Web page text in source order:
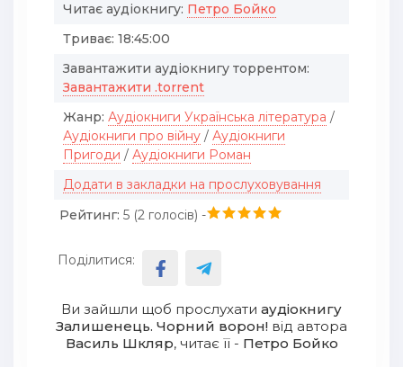
Читає аудіокнигу: Петро Бойко
Триває: 18:45:00
Завантажити аудіокнигу торрентом:
Завантажити .torrent
Жанр: Аудіокниги Українська література /
Аудіокниги про війну / Аудіокниги
Пригоди / Аудіокниги Роман
Додати в закладки на прослуховування
Рейтинг: 5 (2 голосів) -
Поділитися:
Ви зайшли щоб прослухати аудіокнигу
Залишенець. Чорний ворон! від автора
Василь Шкляр, читає її - Петро Бойко